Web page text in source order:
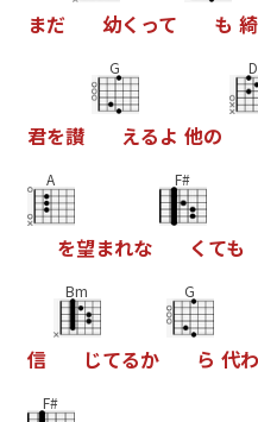
また 幼く って も 綺
君を讃
G
えるよ 他の
D
A
を望まれな
F#
く ても
信
Bm
してるか
G
ら 代わ
F#